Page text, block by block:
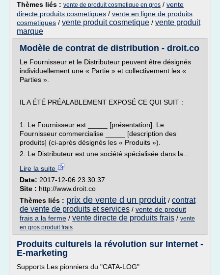
Thèmes liés : vente de produit cosmetique en gros / vente
directe produits cosmetiques / vente en ligne de produits
cosmetiques / vente produit cosmetique / vente produit
marque
Modèle de contrat de distribution - droit.co
Le Fournisseur et le Distributeur peuvent être désignés
individuellement une « Partie » et collectivement les «
Parties ».
IL A ÉTÉ PRÉALABLEMENT EXPOSÉ CE QUI SUIT :
1. Le Fournisseur est _____ [présentation]. Le
Fournisseur commercialise _____ [description des
produits] (ci-après désignés les « Produits »).
2. Le Distributeur est une société spécialisée dans la...
Lire la suite
Date: 2017-12-06 23:30:37
Site : http://www.droit.co
Thèmes liés : prix de vente d un produit / contrat
de vente de produits et services / vente de produit
frais a la ferme / vente directe de produits frais / vente
en gros produit frais
Produits culturels la révolution sur Internet -
E-marketing
Supports Les pionniers du "CATA-LOG"